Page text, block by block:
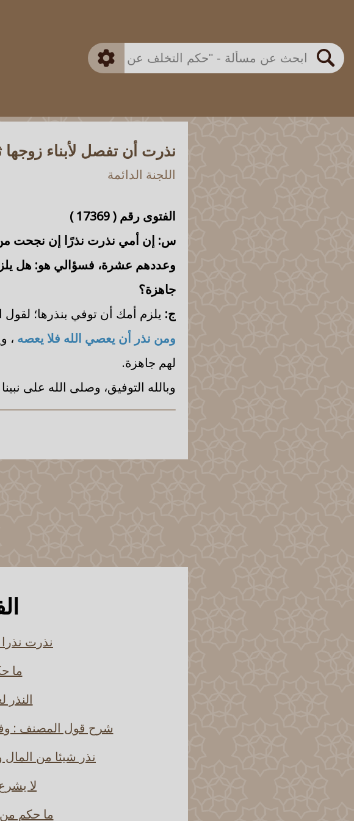
بحث
اللجنة الدائمة
متقدم
نذرت أن تفصل لأبناء زوجها
اللجنة الدائمة
الفتوى رقم (17369
)
س: إن أمي نذرت نذرًا إن نجحت من
وعددهم عشرة، فسؤالي هو: هل
جاهزة؟
ج: يلزم أمك أن توفي بنذرها؛
ومن نذر أن يعصي الله فلا يعصه ،
لهم جاهزة.
وبالله التوفيق، وصلى الله على
نذرت نذرا
ما
النذر
شرح قول المصنف :
نذر شيئا من المال
لا
ما حكم